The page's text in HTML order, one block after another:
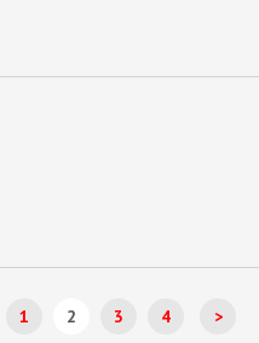
1 2 3 4 >